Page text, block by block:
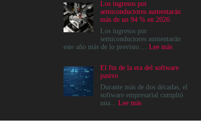
del
Data
Center
no
es
un
un
cambio
en
el
modelo
Los ingresos por
semiconductores aumentarán
más de un 94 % en 2026
Los ingresos por
semiconductores aumentarán
este año más de lo previsto.... Lee más:
por
aumentarán
más
El fin de la era del software
pasivo
Durante más de dos décadas, el
software empresarial cumplió
una... Lee más: